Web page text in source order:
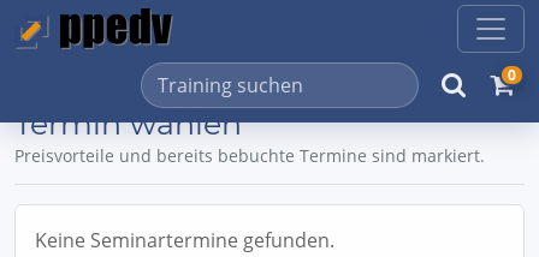
0
Termin wählen
Preisvorteile und bereits bebuchte Termine sind markiert.
Keine Seminartermine gefunden.